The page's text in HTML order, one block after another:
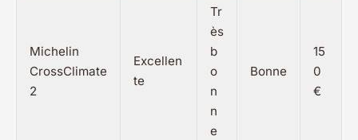
Michelin
CrossClimate
2
Excellen
te
Tr
ès
b
o
n
n
e
Bonne
15
0
€